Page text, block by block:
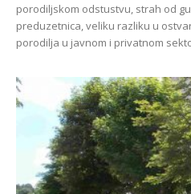
porodiljskom odstustvu, strah od
preduzetnica, veliku razliku u
porodilja u javnom i privatnom